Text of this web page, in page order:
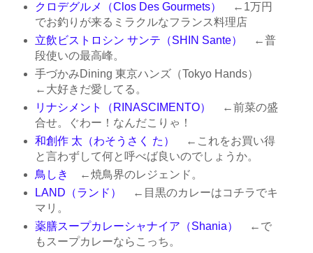
クロデグルメ（Clos Des Gourmets）
←1万円
でお釣りが来るミラクルなフランス料理店
立飲ビストロシン サンテ（SHIN Sante）
←普
段使いの最高峰。
手づかみDining 東京ハンズ（Tokyo Hands）
←大好きだ愛してる。
リナシメント（RINASCIMENTO）
←前菜の盛
合せ。ぐわー！なんだこりゃ！
和創作 太（わそうさく た）
←これをお買い得
と言わずして何と呼べば良いのでしょうか。
鳥しき
←焼鳥界のレジェンド。
LAND（ランド）
←目黒のカレーはコチラでキ
マリ。
薬膳スープカレーシャナイア（Shania）
←で
もスープカレーならこっち。